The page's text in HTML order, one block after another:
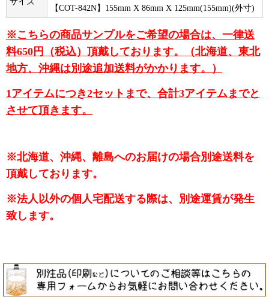
【COT-842N】155mm X 86mm X 125mm(155mm)(外寸)
※こちらの商品サンプルをご希望の場合は、一律送
料650円（税込）頂戴しております。（北海道、東北
地方、沖縄は別途追加送料がかかります。）
1アイテムにつき2セットまで、合計3アイテムまでと
させて頂きます。
※北海道、沖縄、離島へのお届けの場合別途送料を
頂戴しております。
※法人以外の個人宅配送する際は、別途運賃が発生
致します。